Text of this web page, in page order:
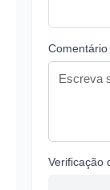
Comentário
Verificação